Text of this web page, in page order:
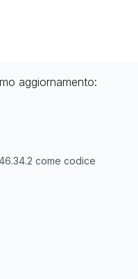
aggiornamento:
come codice